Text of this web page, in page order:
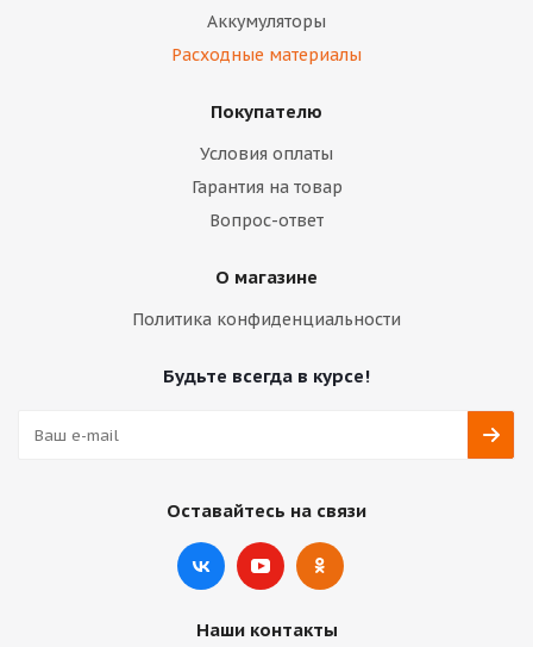
Аккумуляторы
Расходные материалы
Покупателю
Условия оплаты
Гарантия на товар
Вопрос-ответ
О магазине
Политика конфиденциальности
Будьте всегда в курсе!
Оставайтесь на связи
Наши контакты